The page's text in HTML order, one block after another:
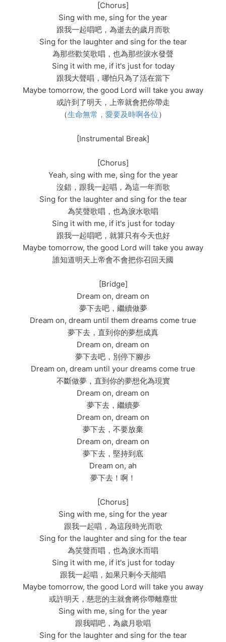
[Chorus]
Sing with me, sing for the year
跟我一起唱吧，為逝去的歲月而歌
Sing for the laughter and sing for the tear
為那些歡笑歌唱，也為那些淚水發聲
Sing it with me, if it's just for today
跟我大聲唱，哪怕只為了活在當下
Maybe tomorrow, the good Lord will take you away
或許到了明天，上帝就會把你帶走
（生命無常，愛要及時啊各位）
[Instrumental Break]
[Chorus]
Yeah, sing with me, sing for the year
沒錯，跟我一起唱，為這一年而歌
Sing for the laughter and sing for the tear
為笑聲歌唱，也為淚水歌唱
Sing it with me, if it's just for today
跟我一起唱吧，就算只有今天也好
Maybe tomorrow, the good Lord will take you away
誰知道明天上帝會不會把你召回天國
[Bridge]
Dream on, dream on
夢下去吧，繼續做夢
Dream on, dream until them dreams come true
夢下去，直到你的夢想成真
Dream on, dream on
夢下去吧，別停下腳步
Dream on, dream until your dreams come true
不斷做夢，直到你的夢想化為現實
Dream on, dream on
夢下去，繼續夢
Dream on, dream on
夢下去，不要放棄
Dream on, dream on
夢下去，堅持到底
Dream on, ah
夢下去！啊！
[Chorus]
Sing with me, sing for the year
跟我一起唱，為這段時光而歌
Sing for the laughter and sing for the tear
為笑聲而唱，也為淚水而唱
Sing it with me, if it's just for today
跟我一起唱，如果只剩今天能唱
Maybe tomorrow, the good Lord will take you away
或許明天，慈悲的主就會將你帶離塵世
Sing with me, sing for the year
跟我唱吧，為歲月歌唱
Sing for the laughter and sing for the tear